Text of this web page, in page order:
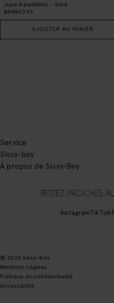
Jupe à paillettes - doré
39.9923.99
AJOUTER AU PANIER
Service
Sissy-boy
À propos de Sissy-Boy
RESTEZ PROCHES,
InstagramTikTok
© 2026 Sissy-Boy
Mentions Légales
Politique de confidentialité
Accessibilité